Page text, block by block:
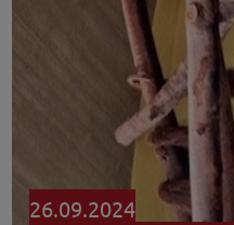
26.09.2024